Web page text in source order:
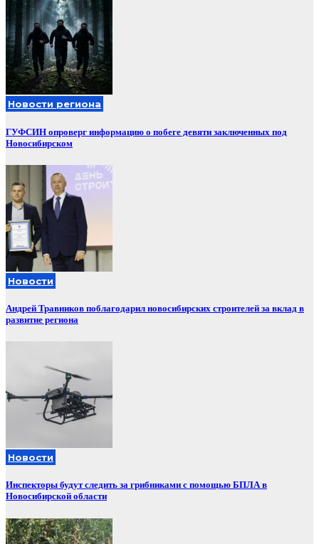
Новости региона
ГУФСИН опроверг информацию о побеге девяти заключенных под
Новосибирском
Новости
Андрей Травников поблагодарил новосибирских строителей за вклад в
развитие региона
Новости
Инспекторы будут следить за грибниками с помощью БПЛА в
Новосибирской области